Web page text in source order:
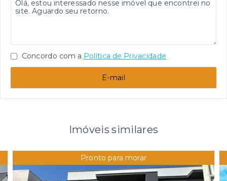
Concordo com a Política de Privacidade
E-mail
Imóveis similares
Pronto para morar